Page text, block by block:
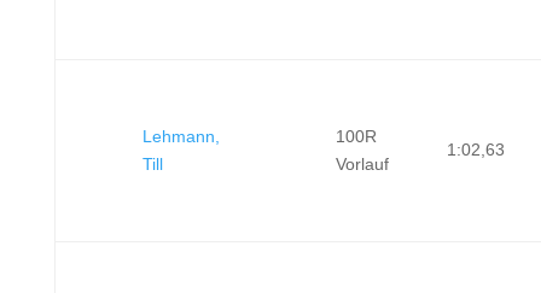
Lehmann,
Till
100R
Vorlauf
1:02,63